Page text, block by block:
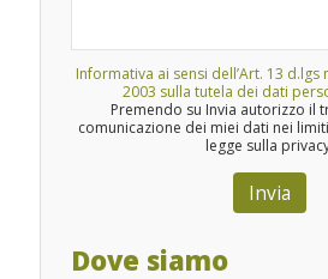
Informativa ai sensi dell’Art. 13 d.lgs
2003 sulla tutela dei dati
Premendo su Invia autorizzo il
comunicazione dei miei dati nei
legge sulla
Dove siamo